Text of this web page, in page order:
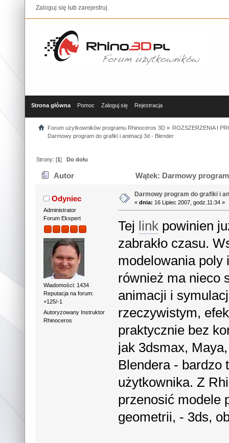
Zaloguj się lub zarejestruj.
Strona główna Pomoc Zaloguj się Rejestracja
Forum użytkowników programu Rhinoceros 3D» ROZSZERZENIA I
Darmowy program do grafiki i animacji 3d - Blender
Strony: [1]Do dołu
Autor Wątek: Darmowy
Odyniec
Administrator
Forum Ekspert
Wiadomości: 1434
Reputacja na forum:
+125/-1
Autoryzowany Instruktor
Rhinoceros
Darmowy program do grafiki i
«dnia: 16 Lipiec 2007, godz.11:34 »
Tej link powinien
zabrakło czasu.
modelowania poly
również ma nieco
animacji i
rzeczywistym,
praktycznie bez
jak 3dsmax,
Blendera - bardzo
użytkownika. Z
przenosić modele
geometrii, - 3ds,